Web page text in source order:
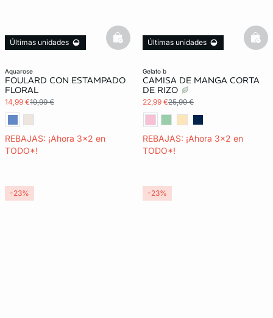
aquarose
FOULARD CON ESTAMPADO
FLORAL
14,99 €19,99 €
REBAJAS: ¡Ahora 3x2 en
TODO*!
Últimas unidades
basketfull
gelato b
CAMISA DE MANGA CORTA
DE RIZO
22,99 €25,99 €
REBAJAS: ¡Ahora 3x2 en
TODO*!
Últimas unidades
-23% -23%